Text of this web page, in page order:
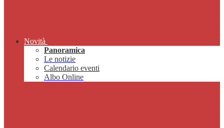
Novità
Panoramica
Le notizie
Calendario eventi
Albo Online